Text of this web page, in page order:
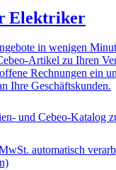
Elektriker
in wenigen
Artikel zu Ihren
Rechnungen ein
Ihre Geschäftskunden.
und Cebeo-Katalog
automatisch